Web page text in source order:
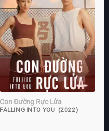
Con Đường Rực Lửa
FALLING INTO YOU (2022)